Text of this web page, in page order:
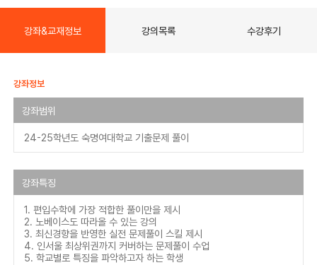
강좌&교재정보 강의목록 수강후기
강좌정보
강좌범위
24-25학년도 숙명여대학교 기출문제 풀이
강좌특징
1. 편입수학에 가장 적합한 풀이만을 제시
2. 노베이스도 따라올 수 있는 강의
3. 최신경향을 반영한 실전 문제풀이 스킬 제시
4. 인서울 최상위권까지 커버하는 문제풀이 수업
5. 학교별로 특징을 파악하고자 하는 학생